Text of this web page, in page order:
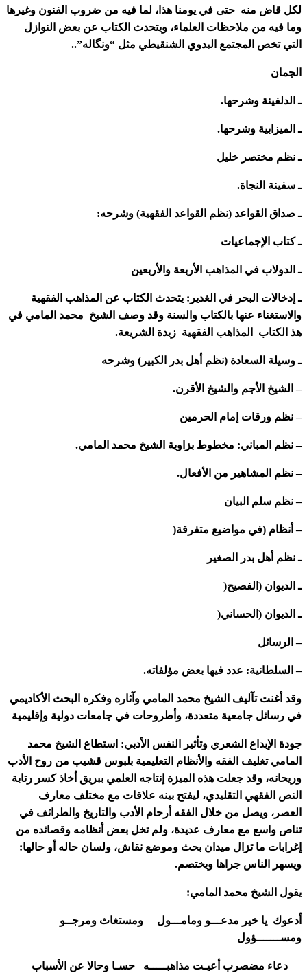
لكل قاض منه حتى في يومنا هذا، لما فيه من ضروب الفنون وغيرها
وما فيه من ملاحظات العلماء، ويتحدث الكتاب عن بعض النوازل
التي تخص المجتمع البدوي الشنقيطي مثل “ونگاله”..
الجمان
ـ الدلفينة وشرحها.
ـ الميزابية وشرحها.
ـ نظم مختصر خليل
ـ سفينة النجاة.
ـ صداق القواعد (نظم القواعد الفقهية) وشرحه:
ـ كتاب الإجماعيات
ـ الدولاب في المذاهب الأربعة والأربعين
ـ إدخالات البحر في الغدير: يتحدث الكتاب عن المذاهب الفقهية
والاستغناء عنها بالكتاب والسنة وقد وصف الشيخ محمد المامي في
هذ الكتاب المذاهب الفقهية زبدة الشريعة.
ـ وسيلة السعادة (نظم أهل بدر الكبير) وشرحه
– الشيخ الأجم والشيخ الأقرن.
– نظم ورقات إمام الحرمين
– نظم المباني: مخطوط بزاوية الشيخ محمد المامي.
– نظم المشاهير من الأفعال.
– نظم سلم البيان
– أنظام (في مواضيع متفرقة(
ـ نظم أهل بدر الصغير
ـ الديوان (الفصيح(
ـ الديوان (الحساني(
– الرسائل
– السلطانية: عدد فيها بعض مؤلفاته.
وقد أغنت تآليف الشيخ محمد المامي وآثاره وفكره البحث الأكاديمي
في رسائل جامعية متعددة، وأطروحات في جامعات دولية وإقليمية
جودة الإبداع الشعري وتأثير النفس الأدبي: استطاع الشيخ محمد
المامي تغليف الفقه والأنظام التعليمية بلبوس قشيب من روح الأدب
وريحانه، وقد جعلت هذه الميزة إنتاجه العلمي ببريق أخاذ كسر رتابة
النص الفقهي التقليدي، ليفتح بينه علاقات مع مختلف معارف
العصر، ويصل من خلال الفقه أرحام الأدب والتاريخ والطرائف في
تناص واسع مع معارف عديدة، ولم تخل بعض أنظامه وقصائده من
إغرابات ما تزال ميدان بحث وموضع نقاش، ولسان حاله أو حالها:
ويسهر الناس جراها ويختصم.
يقول الشيخ محمد المامي:
أدعوك يا خير مدعـــو ومامـــول ومستغاث ومرجــو
ومســـــــؤول
دعاء مضصرب أعيـت مذاهبـــــه حسـا وحالا عن الأسباب